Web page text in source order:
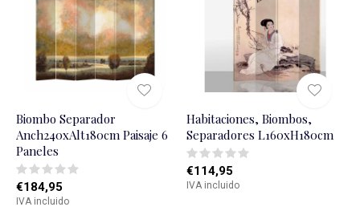
Biombo Separador
Anch240xAlt180cm Paisaje 6
Paneles
€184,95
IVA incluido
Habitaciones, Biombos,
Separadores L160xH180cm
€114,95
IVA incluido